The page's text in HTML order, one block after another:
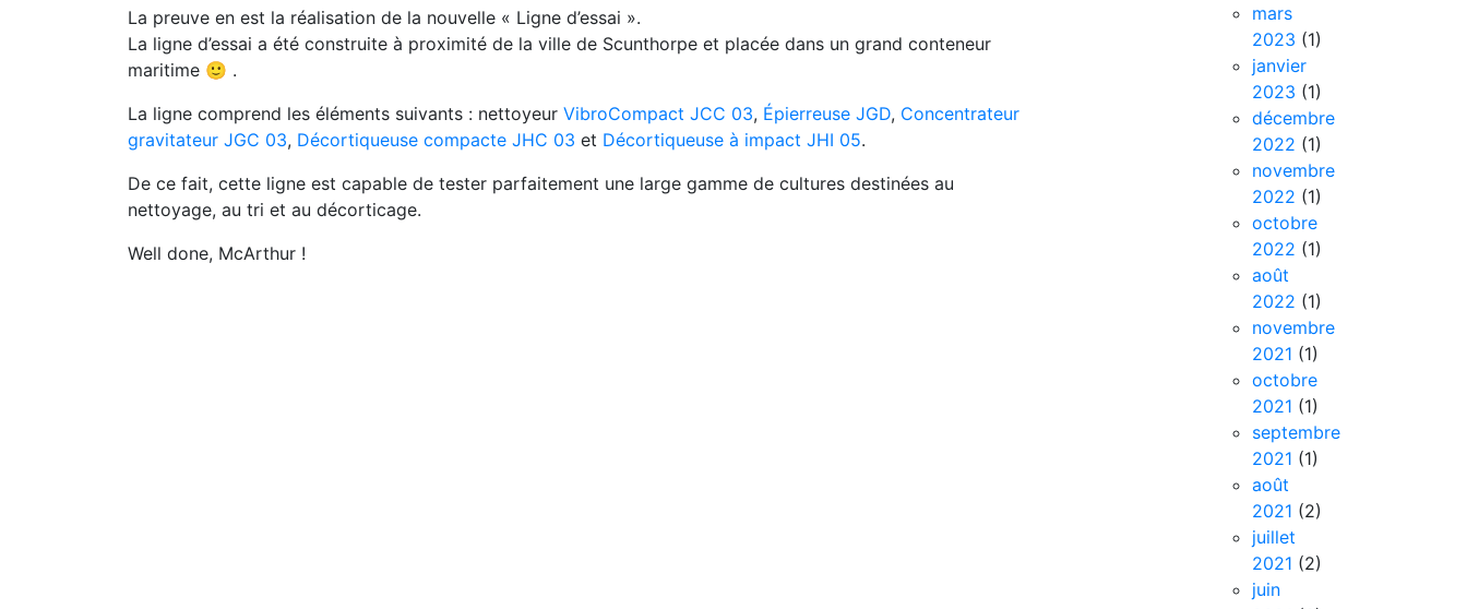
La preuve en est la réalisation de la nouvelle « Ligne d’essai ».
La ligne d’essai a été construite à proximité de la ville de Scunthorpe et placée dans un grand conteneur
maritime 🙂 .
La ligne comprend les éléments suivants : nettoyeur VibroCompact JCC 03, Épierreuse JGD, Concentrateur
gravitateur JGC 03, Décortiqueuse compacte JHC 03 et Décortiqueuse à impact JHI 05.
De ce fait, cette ligne est capable de tester parfaitement une large gamme de cultures destinées au
nettoyage, au tri et au décorticage.
Well done, McArthur !
mars
2023 (1)
janvier
2023 (1)
décembre
2022 (1)
novembre
2022 (1)
octobre
2022 (1)
août
2022 (1)
novembre
2021 (1)
octobre
2021 (1)
septembre
2021 (1)
août
2021 (2)
juillet
2021 (2)
juin